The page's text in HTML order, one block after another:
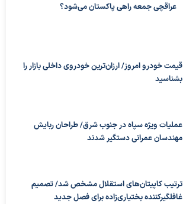
عراقچی جمعه راهی پاکستان می‌شود؟
قیمت خودرو امروز/ ارزان‌ترین خودروی داخلی بازار را
بشناسید
عملیات ویژه سپاه در جنوب شرق/ طراحان ربایش
مهندسان عمرانی دستگیر شدند
ترتیب کاپیتان‌های استقلال مشخص شد/ تصمیم
غافلگیرکننده بختیاری‌زاده برای فصل جدید